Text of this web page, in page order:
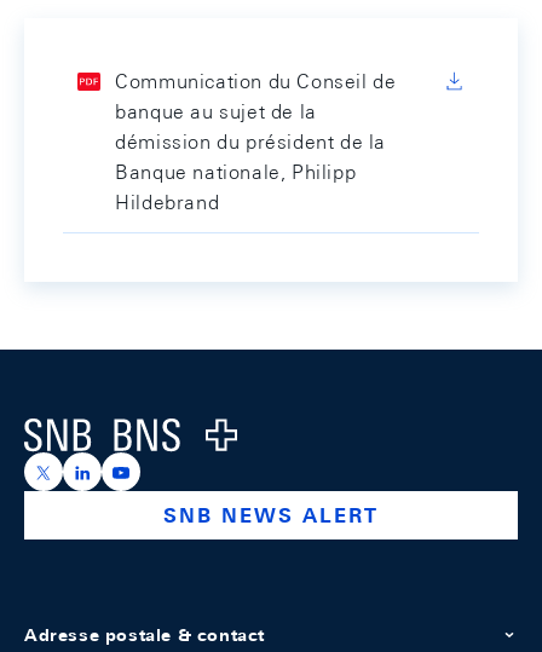
Communication du Conseil de
banque au sujet de la
démission du président de la
Banque nationale, Philipp
Hildebrand
Logo
https://x.com/snb_bns
https://ch.linkedin.com/company/swiss-national-
https://www.youtube.com/@swissnationalbank
SNB NEWS ALERT
Adresse postale & contact